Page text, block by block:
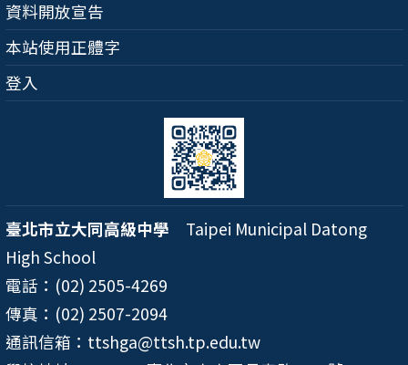
資料開放宣告
本站使用正體字
登入
臺北市立大同高級中學 Taipei Municipal Datong
High School
電話：(02) 2505-4269
傳真：(02) 2507-2094
通訊信箱：ttshga@ttsh.tp.edu.tw